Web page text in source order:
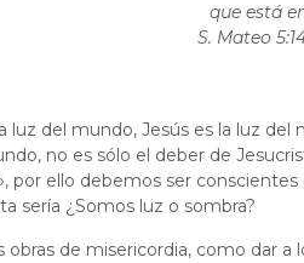
que está
‭‭S. Mateo‬
del mundo, Jesús es la luz
no es sólo el deber de
por ello debemos ser
sería ¿Somos luz o sombra?
obras de misericordia, como